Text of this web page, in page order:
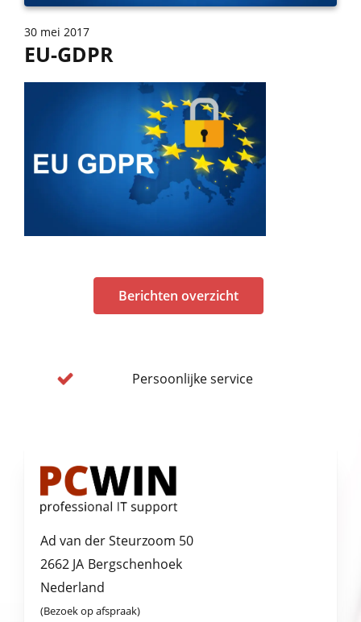
30 mei 2017
EU-GDPR
Berichten overzicht
Persoonlijke service
Ad van der Steurzoom 50
2662 JA Bergschenhoek
Nederland
(Bezoek op afspraak)